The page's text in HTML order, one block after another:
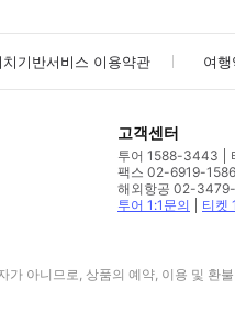
치기반서비스 이용약관 여
고객센터
투어 1588-3443
팩스 02-6919-1586
해외항공 02-
투어 1:1문의
티켓
아니므로, 상품의 예약, 이용 및 환